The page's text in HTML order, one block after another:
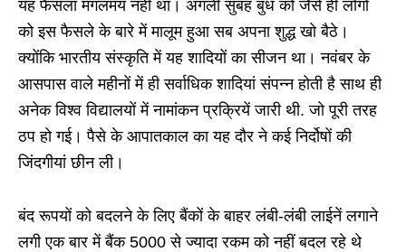
यह फैसला मंगलमय नहीं था। अगली सुबह बुध को जैसे ही लोगों
को इस फैसले के बारे में मालूम हुआ सब अपना शुद्ध खो बैठे।
क्योंकि भारतीय संस्कृति में यह शादियों का सीजन था। नवंबर के
आसपास वाले महीनों में ही सर्वाधिक शादियां संपन्न होती है साथ ही
अनेक विश्व विद्यालयों में नामांकन प्रक्रियें जारी थी. जो पूरी तरह
ठप हो गई। पैसे के आपातकाल का यह दौर ने कई निर्दोषों की
जिंदगीयां छीन ली।
बंद रूपयों को बदलने के लिए बैंकों के बाहर लंबी-लंबी लाईनें लगाने
लगी एक बार में बैंक 5000 से ज्यादा रकम को नहीं बदल रहे थे